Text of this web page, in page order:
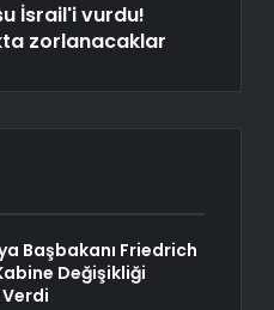
İsrail'i vurdu!
zorlanacaklar
Başbakanı Friedrich
Değişikliği
Verdi